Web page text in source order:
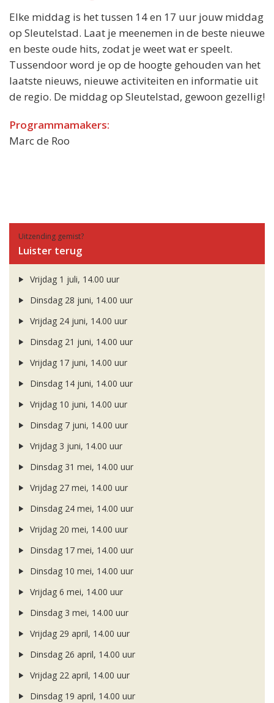
Elke middag is het tussen 14 en 17 uur jouw middag
op Sleutelstad. Laat je meenemen in de beste nieuwe
en beste oude hits, zodat je weet wat er speelt.
Tussendoor word je op de hoogte gehouden van het
laatste nieuws, nieuwe activiteiten en informatie uit
de regio. De middag op Sleutelstad, gewoon gezellig!
Programmamakers:
Marc de Roo
Uitzending gemist?
Luister terug
Vrijdag 1 juli, 14.00 uur
Dinsdag 28 juni, 14.00 uur
Vrijdag 24 juni, 14.00 uur
Dinsdag 21 juni, 14.00 uur
Vrijdag 17 juni, 14.00 uur
Dinsdag 14 juni, 14.00 uur
Vrijdag 10 juni, 14.00 uur
Dinsdag 7 juni, 14.00 uur
Vrijdag 3 juni, 14.00 uur
Dinsdag 31 mei, 14.00 uur
Vrijdag 27 mei, 14.00 uur
Dinsdag 24 mei, 14.00 uur
Vrijdag 20 mei, 14.00 uur
Dinsdag 17 mei, 14.00 uur
Dinsdag 10 mei, 14.00 uur
Vrijdag 6 mei, 14.00 uur
Dinsdag 3 mei, 14.00 uur
Vrijdag 29 april, 14.00 uur
Dinsdag 26 april, 14.00 uur
Vrijdag 22 april, 14.00 uur
Dinsdag 19 april, 14.00 uur